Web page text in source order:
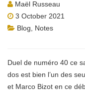
Maël Russeau
3 October 2021
Blog
Notes
Duel de numéro 40 ce
dos est bien l’un des
et Marco Bizot en ce